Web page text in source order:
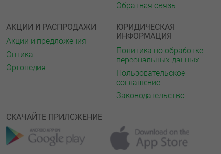
Обратная связь
АКЦИИ И РАСПРОДАЖИ
Акции и предложения
Оптика
Ортопедия
ЮРИДИЧЕСКАЯ
ИНФОРМАЦИЯ
Политика по обработке
персональных данных
Пользовательское
соглашение
Законодательство
СКАЧАЙТЕ ПРИЛОЖЕНИЕ